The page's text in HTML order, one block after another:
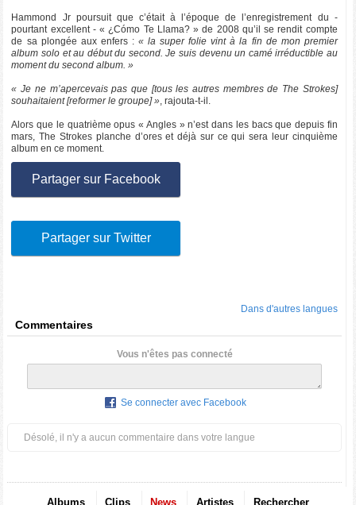
Hammond Jr poursuit que c’était à l’époque de l’enregistrement du -
pourtant excellent - « ¿Cómo Te Llama? » de 2008 qu’il se rendit compte
de sa plongée aux enfers : « la super folie vint à la fin de mon premier
album solo et au début du second. Je suis devenu un camé irréductible au
moment du second album. »
« Je ne m’apercevais pas que [tous les autres membres de The Strokes]
souhaitaient [reformer le groupe] », rajouta-t-il.
Alors que le quatrième opus « Angles » n’est dans les bacs que depuis fin
mars, The Strokes planche d’ores et déjà sur ce qui sera leur cinquième
album en ce moment.
Partager sur Facebook
Partager sur Twitter
Dans d'autres langues
Commentaires
Vous n'êtes pas connecté
Se connecter avec Facebook
Désolé, il n'y a aucun commentaire dans votre langue
Albums Clips News Artistes Rechercher